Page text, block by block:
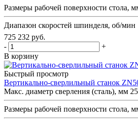
Размеры рабочей поверхности стола,
Диапазон скоростей шпинделя, об/мин
725 232 руб.
-
+
В корзину
Быстрый просмотр
Вертикально-сверлильный станок
Макс. диаметр сверления (сталь), мм 25
Размеры рабочей поверхности стола,